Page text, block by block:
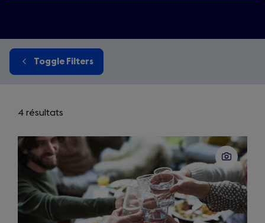
Toggle Filters
4 résultats